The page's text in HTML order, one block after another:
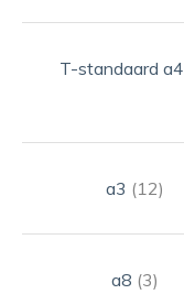
T-standaard a4
a3 (12)
a8 (3)